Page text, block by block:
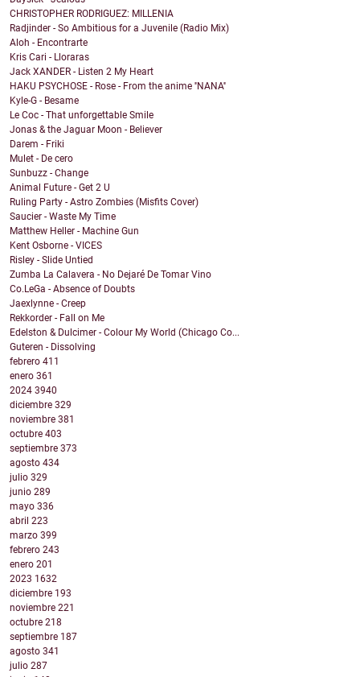
CHRISTOPHER RODRIGUEZ: MILLENIA
Radjinder - So Ambitious for a Juvenile (Radio Mix)
Aloh - Encontrarte
Kris Cari - Lloraras
Jack XANDER - Listen 2 My Heart
HAKU PSYCHOSE - Rose - From the anime ''NANA''
Kyle-G - Besame
Le Coc - That unforgettable Smile
Jonas & the Jaguar Moon - Believer
Darem - Friki
Mulet - De cero
Sunbuzz - Change
Animal Future - Get 2 U
Ruling Party - Astro Zombies (Misfits Cover)
Saucier - Waste My Time
Matthew Heller - Machine Gun
Kent Osborne - VICES
Risley - Slide Untied
Zumba La Calavera - No Dejaré De Tomar Vino
Co.LeGa - Absence of Doubts
Jaexlynne - Creep
Rekkorder - Fall on Me
Edelston & Dulcimer - Colour My World (Chicago Co...
Guteren - Dissolving
febrero 411
enero 361
2024 3940
diciembre 329
noviembre 381
octubre 403
septiembre 373
agosto 434
julio 329
junio 289
mayo 336
abril 223
marzo 399
febrero 243
enero 201
2023 1632
diciembre 193
noviembre 221
octubre 218
septiembre 187
agosto 341
julio 287